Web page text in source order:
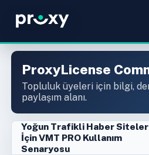
ProxyLicense
Topluluk üyeleri için bilgi,
paylaşım alanı.
Yoğun Trafikli Haber
İçin VMT PRO Kullanım
Senaryosu